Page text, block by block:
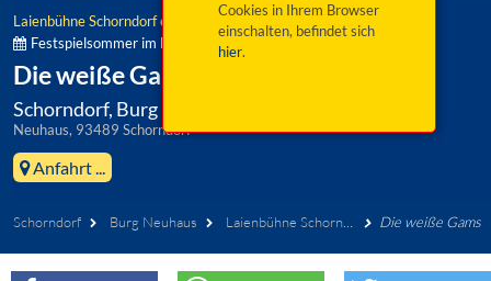
Cookies in Ihrem Browser
einschalten, befindet sich
hier.
Laienbühne Schorndorf e.V.
Festspielsommer im Naturpark Oberer Bayerischer Wald:
Die weiße Gams
Schorndorf, Burg Neuhaus
Neuhaus, 93489 Schorndorf
Anfahrt ...
Schorndorf Burg Neuhaus Laienbühne Schorndorf e.V. Die weiße Gams